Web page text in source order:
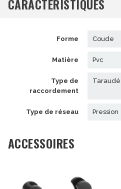
CARACTÉRISTIQUES
forme coude
matière pvc
type de
raccordement
taraudé
type de réseau pression
ACCESSOIRES